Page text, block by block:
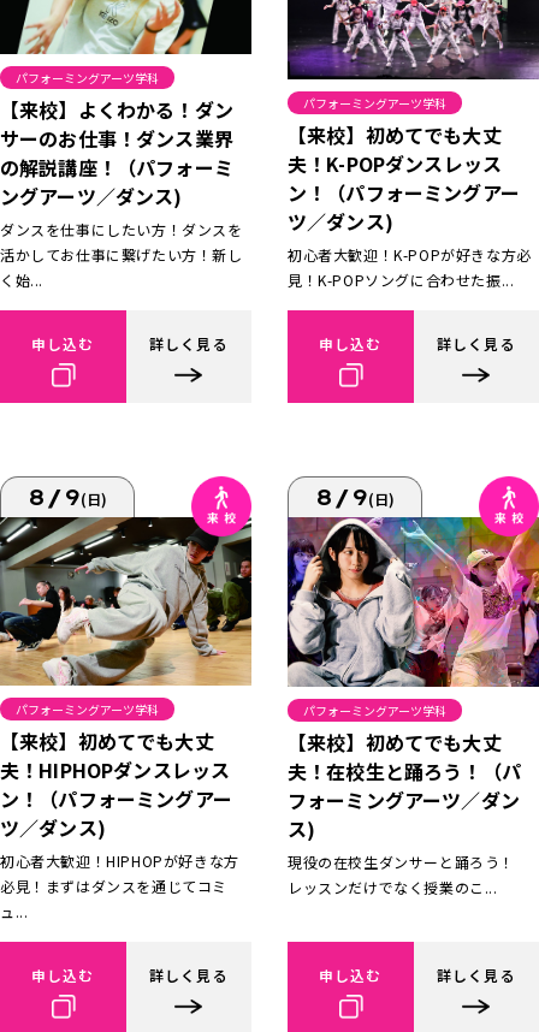
パフォーミングアーツ学科
【来校】よくわかる！ダン
サーのお仕事！ダンス業界
の解説講座！（パフォーミ
ングアーツ／ダンス)
ダンスを仕事にしたい方！ダンスを
活かしてお仕事に繋げたい方！新し
く始...
申し込む 詳しく見る
パフォーミングアーツ学科
【来校】初めてでも大丈
夫！K-POPダンスレッス
ン！（パフォーミングアー
ツ／ダンス)
初心者大歓迎！K-POPが好きな方必
見！K-POPソングに合わせた振...
申し込む 詳しく見る
8/9(日)
パフォーミングアーツ学科
【来校】初めてでも大丈
夫！HIPHOPダンスレッス
ン！（パフォーミングアー
ツ／ダンス)
初心者大歓迎！HIPHOPが好きな方
必見！まずはダンスを通じてコミ
ュ...
申し込む 詳しく見る
8/9(日)
パフォーミングアーツ学科
【来校】初めてでも大丈
夫！在校生と踊ろう！（パ
フォーミングアーツ／ダン
ス)
現役の在校生ダンサーと踊ろう！
レッスンだけでなく授業のこ...
申し込む 詳しく見る